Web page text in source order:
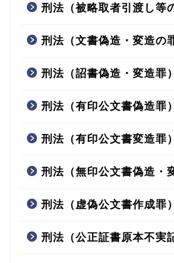
刑法（被略取者引渡し等
刑法（文書偽造・変造の
刑法（詔書偽造・変造罪）
刑法（有印公文書偽造罪）
刑法（有印公文書変造罪）
刑法（無印公文書偽造・
刑法（虚偽公文書作成罪）
刑法（公正証書原本不実